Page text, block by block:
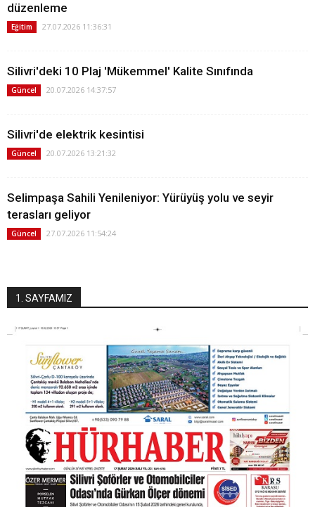
düzenleme
Eğitim 27.07.2026 11:36:31
Silivri'deki 10 Plaj 'Mükemmel' Kalite Sınıfında
Güncel 20.07.2026 14:37:57
Silivri'de elektrik kesintisi
Güncel 20.07.2026 13:21:32
Selimpaşa Sahili Yenileniyor: Yürüyüş yolu ve seyir
terasları geliyor
Güncel 27.07.2026 11:54:24
1. SAYFAMIZ